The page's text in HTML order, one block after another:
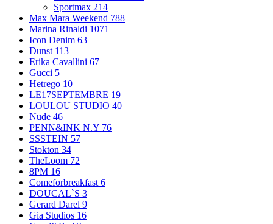
Sportmax 214
Max Mara Weekend 788
Marina Rinaldi 1071
Icon Denim 63
Dunst 113
Erika Cavallini 67
Gucci 5
Hetrego 10
LE17SEPTEMBRE 19
LOULOU STUDIO 40
Nude 46
PENN&INK N.Y 76
SSSTEIN 57
Stokton 34
TheLoom 72
8PM 16
Comeforbreakfast 6
DOUCAL`S 3
Gerard Darel 9
Gia Studios 16